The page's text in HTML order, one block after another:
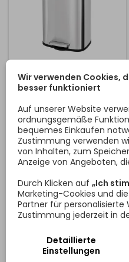
PEDAL 30L / EDELSTAHL
mit hygienischem,
pedalbetätigtem Deckel für
eine einfache tägliche
Nutzung. Der Mülleimer hat
ein Fassungsvermögen von
30 Litern und verfügt über
einen abnehmbaren Eimer
für eine einfache
Abfallentsorgung. Dank
seines Aluminiumdesigns
und der
Edelstahloberfläche kann
er in jedem Bereich des
Hauses, in der Küche, im
Bad oder im...
Preis
68,20 €
In den Warenkorb
Wir verwenden Cookies,
besser funktioniert
Auf unserer Website
ordnungsgemäße
bequemes Einkaufen
Zustimmung verwenden
von Inhalten, zum
Anzeige von Angeboten,
Durch Klicken auf „Ich
Marketing-Cookies und
Partner für personalisierte
Zustimmung jederzeit in
Detaillierte
Einstellungen